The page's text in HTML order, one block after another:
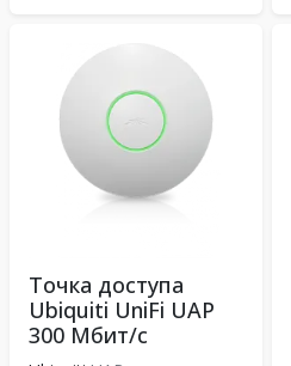
Точка доступа
Ubiquiti UniFi UAP
300 Мбит/с